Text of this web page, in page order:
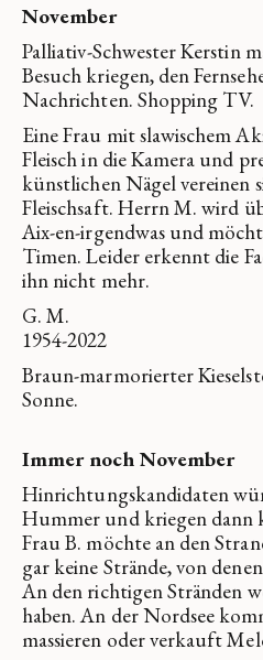
November
Palliativ-Schwester Kerstin
Besuch kriegen, den
Nachrichten. Shopping TV.
Eine Frau mit slawischem
Fleisch in die Kamera und
künstlichen Nägel vereinen
Fleischsaft. Herrn M. wird
Aix-en-irgendwas und
Timen. Leider erkennt die
ihn nicht mehr.
G. M.
1954-2022
Braun-marmorierter
Sonne.
Immer noch November
Hinrichtungskandidaten
Hummer und kriegen dann
Frau B. möchte an den
gar keine Strände, von
An den richtigen Stränden
haben. An der Nordsee
massieren oder verkauft